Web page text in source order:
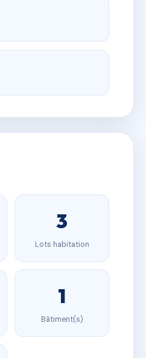
3
Lots habitation
1
Bâtiment(s)